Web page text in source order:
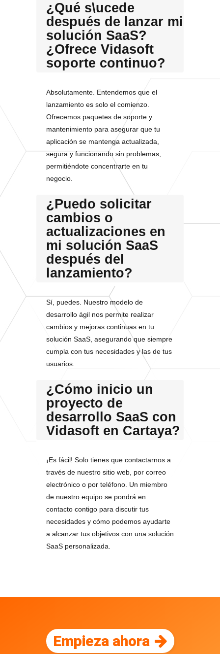
¿Qué s\ucede
después de lanzar mi
solución SaaS?
¿Ofrece Vidasoft
soporte continuo?
Absolutamente. Entendemos que el
lanzamiento es solo el comienzo.
Ofrecemos paquetes de soporte y
mantenimiento para asegurar que tu
aplicación se mantenga actualizada,
segura y funcionando sin problemas,
permitiéndote concentrarte en tu
negocio.
¿Puedo solicitar
cambios o
actualizaciones en
mi solución SaaS
después del
lanzamiento?
Sí, puedes. Nuestro modelo de
desarrollo ágil nos permite realizar
cambios y mejoras continuas en tu
solución SaaS, asegurando que siempre
cumpla con tus necesidades y las de tus
usuarios.
¿Cómo inicio un
proyecto de
desarrollo SaaS con
Vidasoft en Cartaya?
¡Es fácil! Solo tienes que contactarnos a
través de nuestro sitio web, por correo
electrónico o por teléfono. Un miembro
de nuestro equipo se pondrá en
contacto contigo para discutir tus
necesidades y cómo podemos ayudarte
a alcanzar tus objetivos con una solución
SaaS personalizada.
Empieza ahora